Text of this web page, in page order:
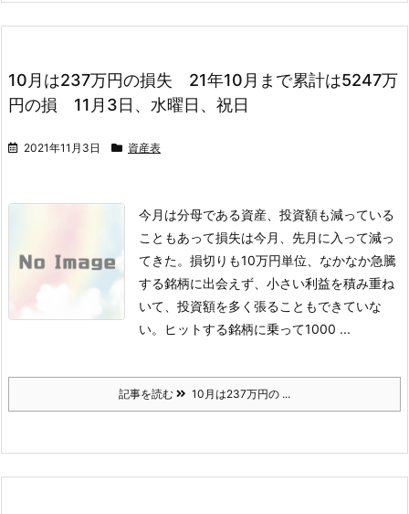
10月は237万円の損失 21年10月まで累計は5247万
円の損 11月3日、水曜日、祝日
2021年11月3日 資産表
今月は分母である資産、投資額も減っている
こともあって損失は今月、先月に入って減っ
てきた。損切りも10万円単位、なかなか急騰
する銘柄に出会えず、小さい利益を積み重ね
いて、投資額を多く張ることもできていな
い。ヒットする銘柄に乗って1000 ...
記事を読む 10月は237万円の ...